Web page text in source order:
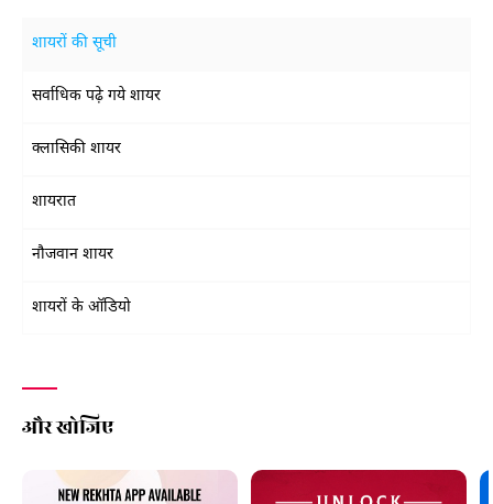
शायरों की सूची
सर्वाधिक पढ़े गये शायर
क्लासिकी शायर
शायरात
नौजवान शायर
शायरों के ऑडियो
और खोजिए